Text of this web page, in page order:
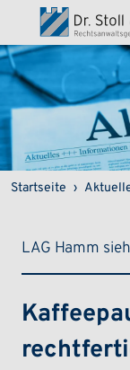
Direkt zum Inhalt
Pfadnavigation
Startseite
LAG Hamm